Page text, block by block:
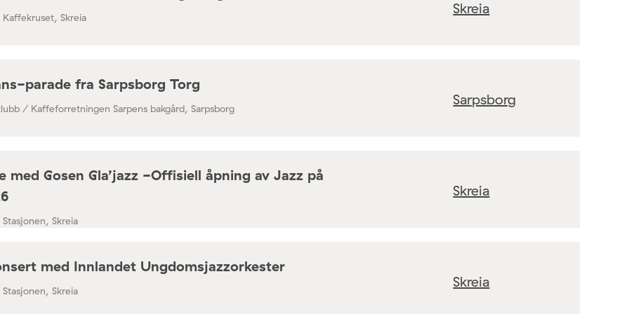
Skreia
Skreia
parade fra Sarpsborg Torg
/ Kaffeforretningen Sarpens bakgård, Sarpsborg
Sarpsborg
med Gosen Gla’jazz -Offisiell åpning av Jazz på
Skreia
Skreia
med Innlandet Ungdomsjazzorkester
Skreia
Skreia